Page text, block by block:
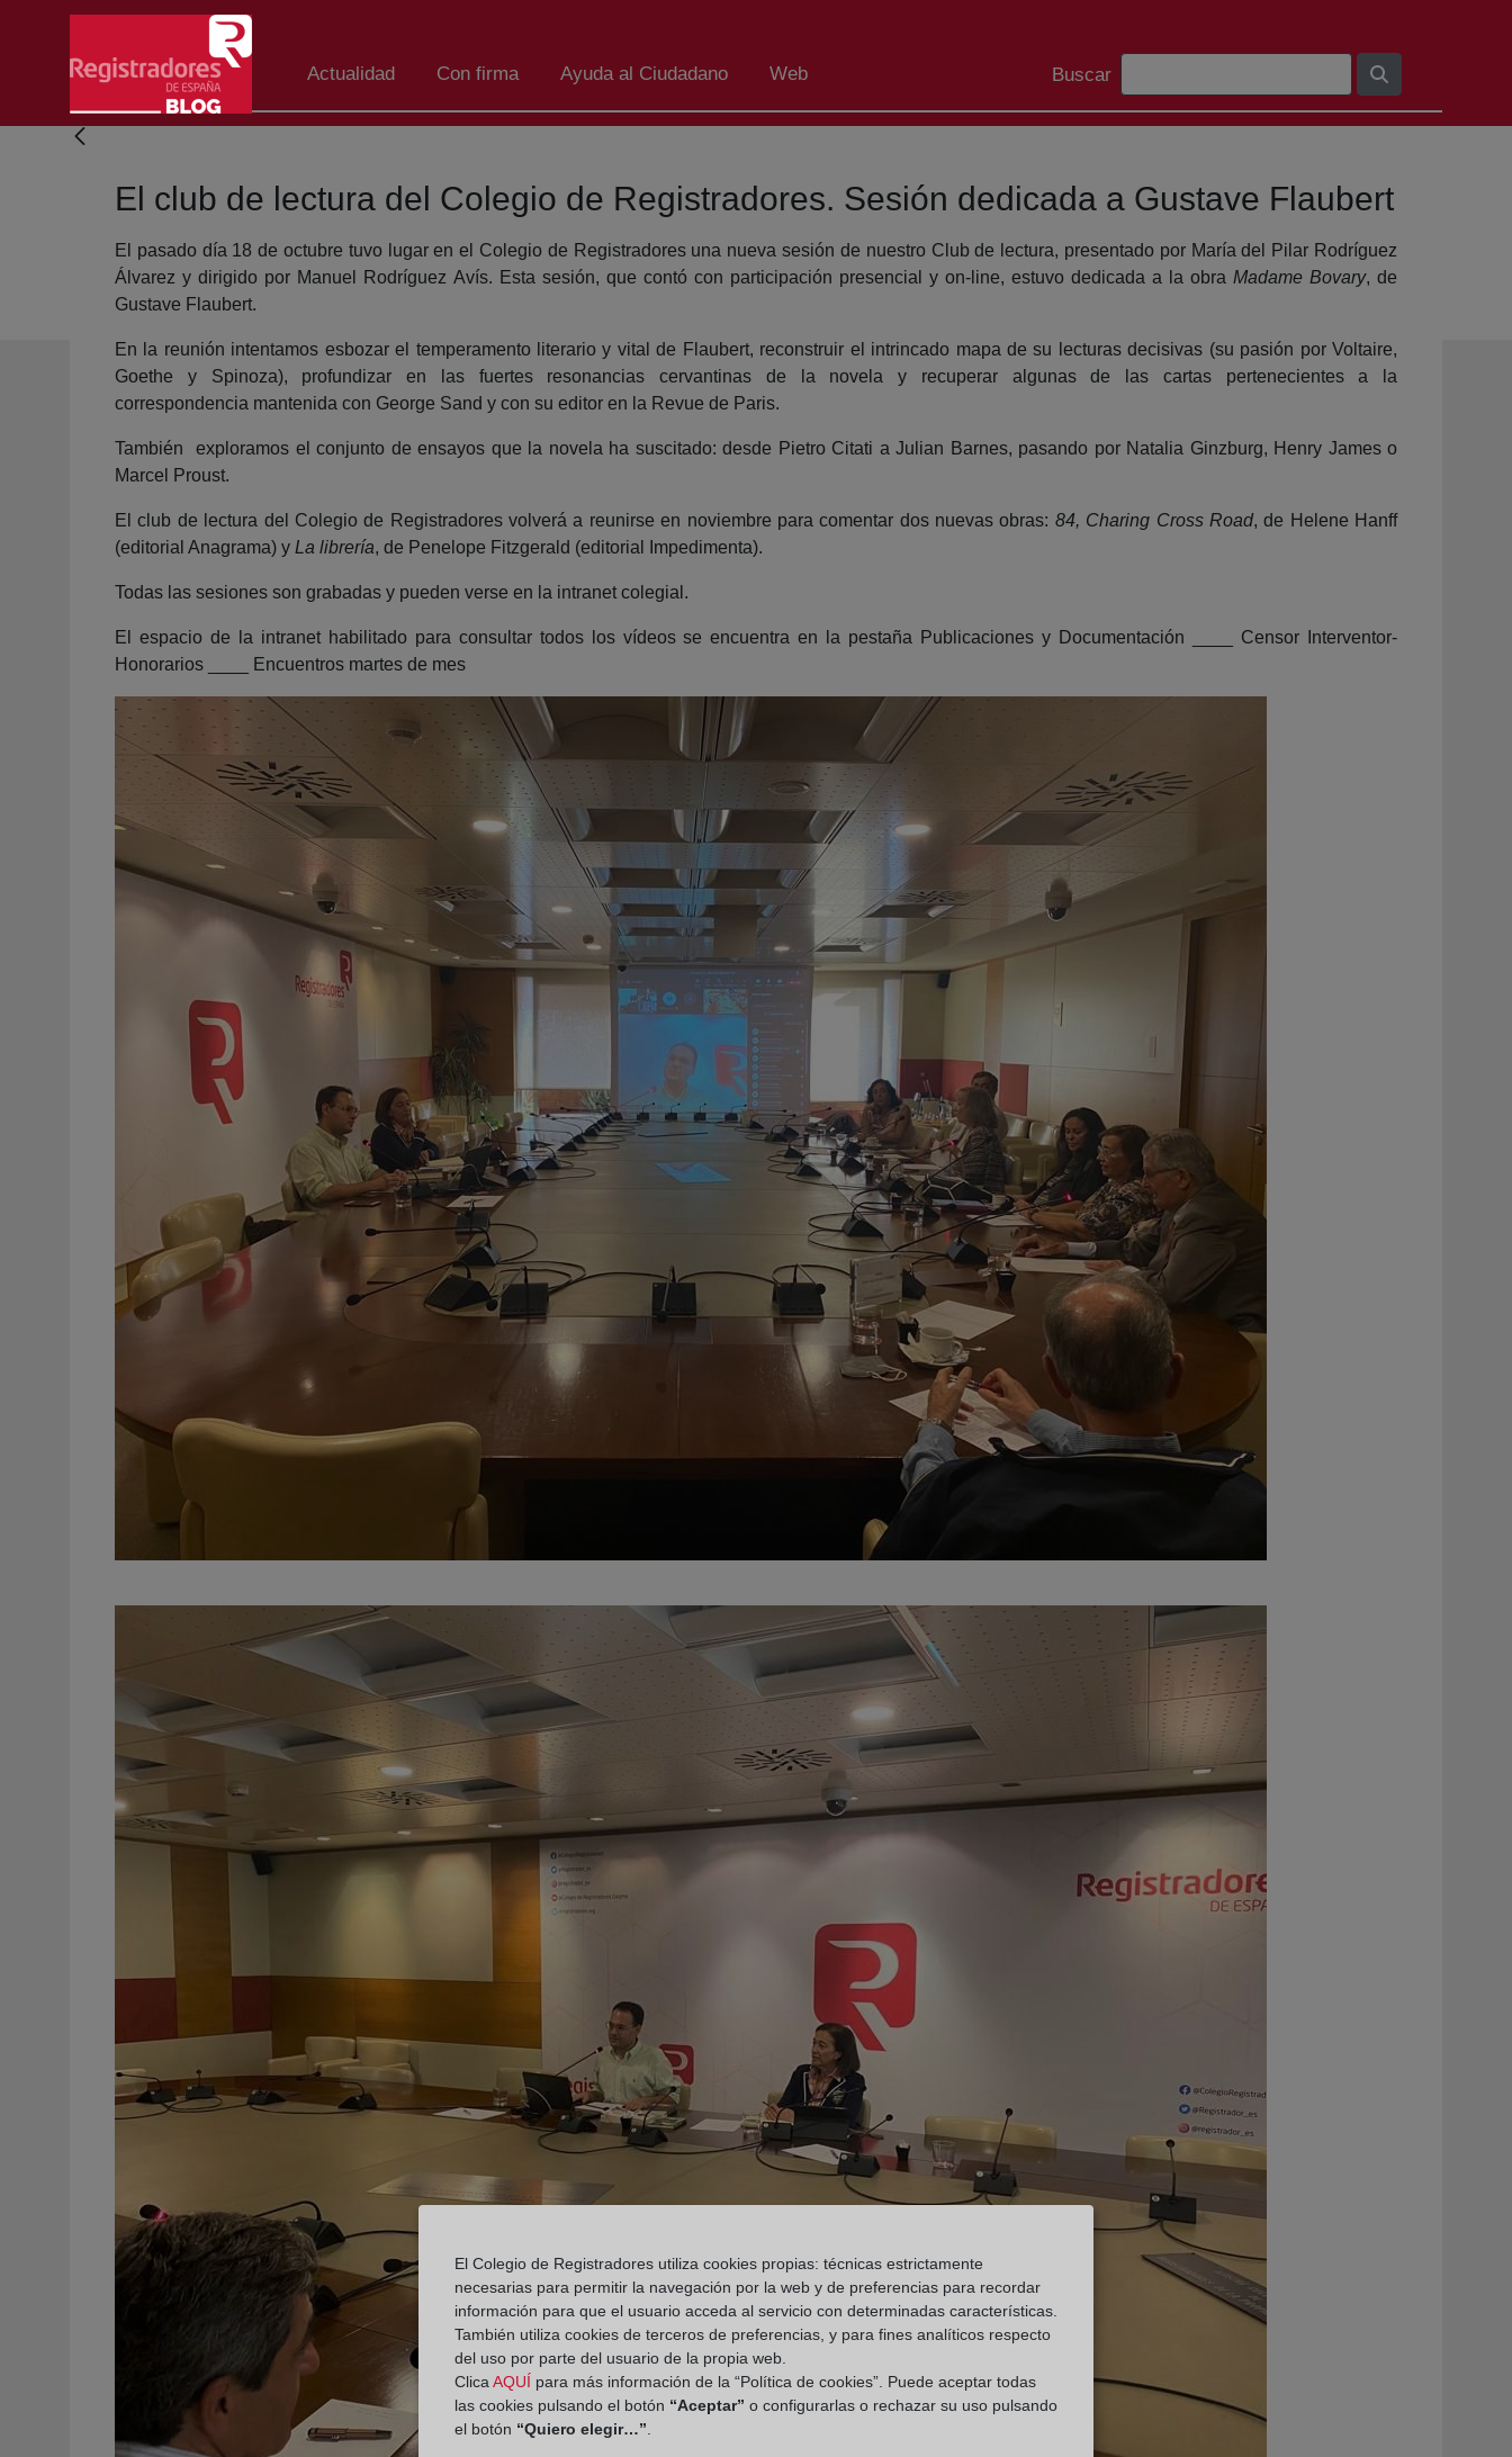
Saltar al contenido principal
Actualidad Con firma Ayuda al Ciudadano Web
Barra de búsqueda
Buscar
El club de lectura del Colegio de Registradores. Sesión dedicada a Gustave Flaubert
El pasado día 18 de octubre tuvo lugar en el Colegio de Registradores una nueva sesión de nuestro Club de lectura, presentado por María del Pilar Rodríguez
Álvarez y dirigido por Manuel Rodríguez Avís. Esta sesión, que contó con participación presencial y on-line, estuvo dedicada a la obra Madame Bovary, de
Gustave Flaubert.
En la reunión intentamos esbozar el temperamento literario y vital de Flaubert, reconstruir el intrincado mapa de su lecturas decisivas (su pasión por Voltaire,
Goethe y Spinoza), profundizar en las fuertes resonancias cervantinas de la novela y recuperar algunas de las cartas pertenecientes a la
correspondencia mantenida con George Sand y con su editor en la Revue de Paris.
También exploramos el conjunto de ensayos que la novela ha suscitado: desde Pietro Citati a Julian Barnes, pasando por Natalia Ginzburg, Henry James o
Marcel Proust.
El club de lectura del Colegio de Registradores volverá a reunirse en noviembre para comentar dos nuevas obras: 84, Charing Cross Road, de Helene Hanff
(editorial Anagrama) y La librería, de Penelope Fitzgerald (editorial Impedimenta).
Todas las sesiones son grabadas y pueden verse en la intranet colegial.
El espacio de la intranet habilitado para consultar todos los vídeos se encuentra en la pestaña Publicaciones y Documentación ____ Censor Interventor-
Honorarios ____ Encuentros martes de mes
El Colegio de Registradores utiliza cookies propias: técnicas estrictamente
necesarias para permitir la navegación por la web y de preferencias para recordar
información para que el usuario acceda al servicio con determinadas características.
También utiliza cookies de terceros de preferencias, y para fines analíticos respecto
del uso por parte del usuario de la propia web.
Clica AQUÍ para más información de la “Política de cookies”. Puede aceptar todas
las cookies pulsando el botón “Aceptar” o configurarlas o rechazar su uso pulsando
el botón “Quiero elegir…”